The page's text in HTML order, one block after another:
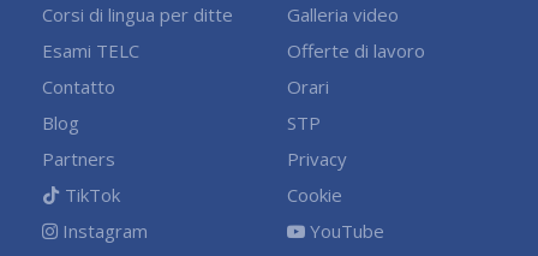
Corsi di lingua per ditte
Esami TELC
Contatto
Blog
Partners
TikTok
Instagram
Galleria video
Offerte di lavoro
Orari
STP
Privacy
Cookie
YouTube